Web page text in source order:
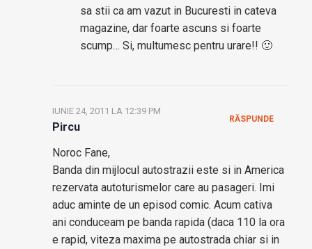
sa stii ca am vazut in Bucuresti in cateva
magazine, dar foarte ascuns si foarte
scump… Si, multumesc pentru urare!! 🙂
Pircu
IUNIE 24, 2011 LA 12:39 PM
Noroc Fane,
Banda din mijlocul autostrazii este si in America
rezervata autoturismelor care au pasageri. Imi
aduc aminte de un episod comic. Acum cativa
ani conduceam pe banda rapida (daca 110 la ora
e rapid, viteza maxima pe autostrada chiar si in
RĂSPUNDE